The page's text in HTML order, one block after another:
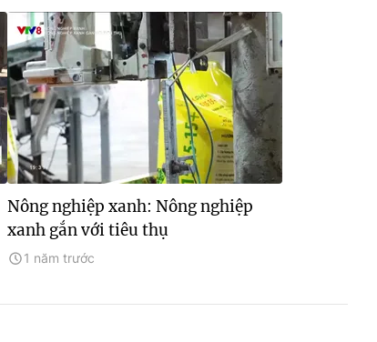
Nông nghiệp xanh: Nông nghiệp
xanh gắn với tiêu thụ
1 năm trước